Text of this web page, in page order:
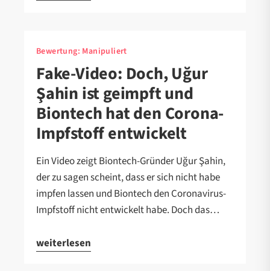
Bewertung: Manipuliert
Fake-Video: Doch, Uğur
Şahin ist geimpft und
Biontech hat den Corona-
Impfstoff entwickelt
Ein Video zeigt Biontech-Gründer Uğur Şahin,
der zu sagen scheint, dass er sich nicht habe
impfen lassen und Biontech den Coronavirus-
Impfstoff nicht entwickelt habe. Doch das…
weiterlesen